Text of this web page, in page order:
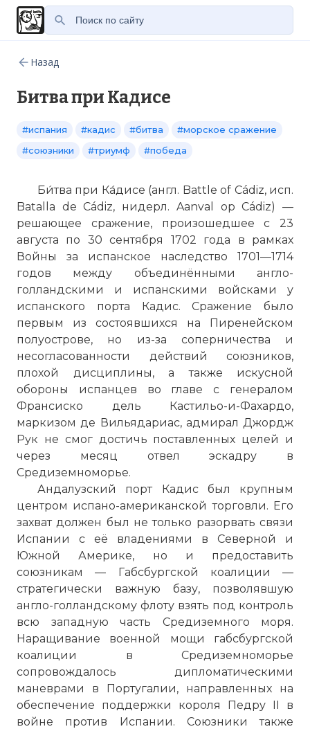
Назад
Битва при Кадисе
#испания #кадис #битва
#морское сражение
#союзники
#триумф #победа
Би́тва при Ка́дисе (англ. Battle of Cádiz, исп.
Batalla de Cádiz, нидерл. Aanval op Cádiz) —
решающее сражение, произошедшее с 23
августа по 30 сентября 1702 года в рамках
Войны за испанское наследство 1701—1714
годов между объединёнными англо-
голландскими и испанскими войсками у
испанского порта Кадис. Сражение было
первым из состоявшихся на Пиренейском
полуострове, но из-за соперничества и
несогласованности действий союзников,
плохой дисциплины, а также искусной
обороны испанцев во главе с генералом
Франсиско дель Кастильо-и-Фахардо,
маркизом де Вильядариас, адмирал Джордж
Рук не смог достичь поставленных целей и
через месяц отвел эскадру в
Средиземноморье.
Андалузский порт Кадис был крупным
центром испано-американской торговли. Его
захват должен был не только разорвать связи
Испании с её владениями в Северной и
Южной Америке, но и предоставить
союзникам — Габсбургской коалиции —
стратегически важную базу, позволявшую
англо-голландскому флоту взять под контроль
всю западную часть Средиземного моря.
Наращивание военной мощи габсбургской
коалиции в Средиземноморье
сопровождалось дипломатическими
маневрами в Португалии, направленных на
обеспечение поддержки короля Педру II в
войне против Испании. Союзники также